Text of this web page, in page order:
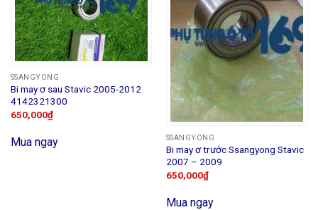
SSANGYONG
Bi may ơ sau Stavic 2005-2012
4142321300
650,000₫
Mua ngay SSANGYONG
Bi may ơ trước Ssangyong Stavic
2007 – 2009
650,000₫
Mua ngay